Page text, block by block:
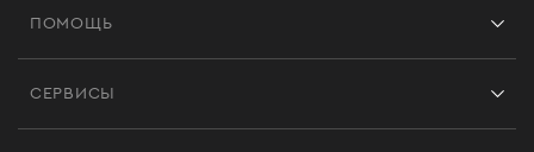
ПОМОЩЬ
СЕРВИСЫ